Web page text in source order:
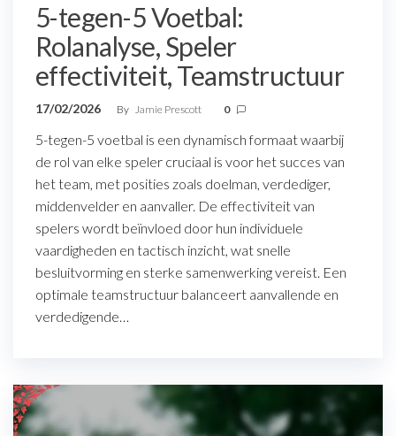
5-tegen-5 Voetbal:
Rolanalyse, Speler
effectiviteit, Teamstructuur
17/02/2026 By Jamie Prescott 0
5-tegen-5 voetbal is een dynamisch formaat waarbij
de rol van elke speler cruciaal is voor het succes van
het team, met posities zoals doelman, verdediger,
middenvelder en aanvaller. De effectiviteit van
spelers wordt beïnvloed door hun individuele
vaardigheden en tactisch inzicht, wat snelle
besluitvorming en sterke samenwerking vereist. Een
optimale teamstructuur balanceert aanvallende en
verdedigende…